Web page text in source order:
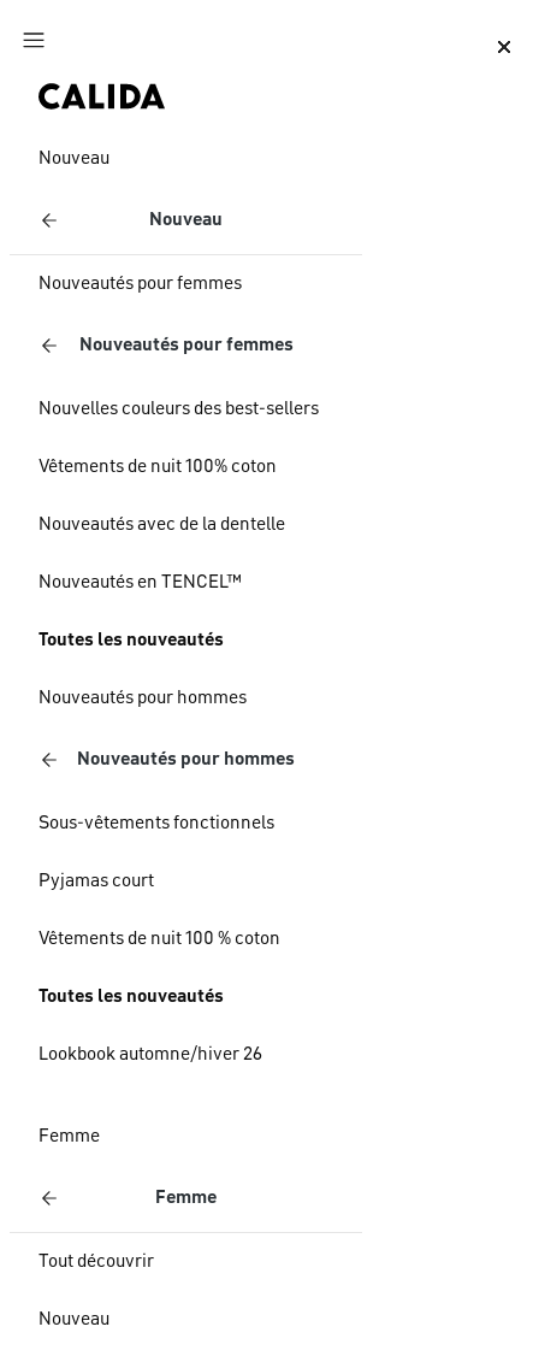
Aller au contenu principal
Nouveau
Nouveau
Nouveautés pour femmes
Nouveautés pour femmes
Nouvelles couleurs des best-sellers
Vêtements de nuit 100% coton
Nouveautés avec de la dentelle
Nouveautés en TENCEL™
Toutes les nouveautés
Nouveautés pour hommes
Nouveautés pour hommes
Sous-vêtements fonctionnels
Pyjamas court
Vêtements de nuit 100 % coton
Toutes les nouveautés
Lookbook automne/hiver 26
Femme
Femme
Tout découvrir
Nouveau